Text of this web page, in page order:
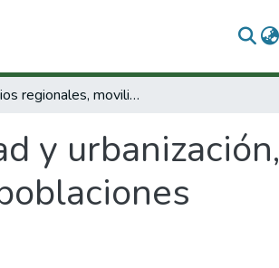
Espacios regionales, movilidad y urbanización, dinámicas culturales e identidades en la poblaciones afrocolombianas del Pacifico sur y Cali.
y urbanización,